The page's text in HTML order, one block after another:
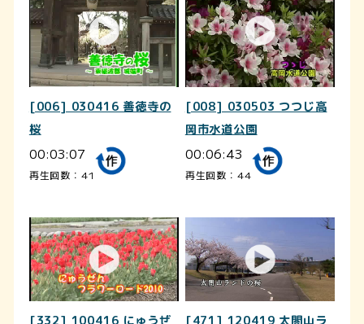
[006] 030416 善徳寺の
桜
00:03:07
再生回数：41
[008] 030503 つつじ高
岡市水道公園
00:06:43
再生回数：44